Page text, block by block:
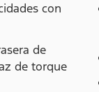
con
de
de torque